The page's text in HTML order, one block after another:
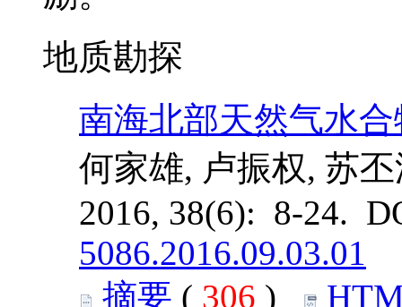
地质勘探
南海北部天然气水
何家雄, 卢振权, 苏
2016, 38(6): 8-24.
5086.2016.09.03.01
摘要 ( 306 )